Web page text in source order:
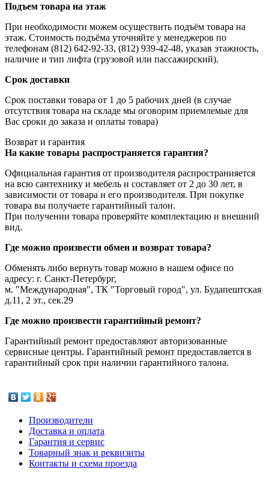
Подъем товара на этаж
При необходимости можем осуществить подъём товара на
этаж. Стоимость подъёма уточняйте у менеджеров по
телефонам (812) 642-92-33, (812) 939-42-48, указав этажность,
наличие и тип лифта (грузовой или пассажирский).
Срок доставки
Срок поставки товара от 1 до 5 рабочих дней (в случае
отсутствия товара на складе мы оговорим приемлемые для
Вас сроки до заказа и оплаты товара)
Возврат и гарантия
На какие товары распространяется гарантия?
Официальная гарантия от производителя распространияется
на всю сантехнику и мебель и составляет от 2 до 30 лет, в
зависимости от товара и его производителя. При покупке
товара вы получаете гарантийный талон.
При получении товара проверяйте комплектацию и внешний
вид.
Где можно произвести обмен и возврат товара?
Обменять либо вернуть товар можно в нашем офисе по
адресу: г. Санкт-Петербург,
м. "Международная", ТК "Торговый город", ул. Будапештская
д.11, 2 эт., сек.29
Где можно произвести гарантийный ремонт?
Гарантийный ремонт предоставляют авторизованные
сервисные центры. Гарантийный ремонт предоставляется в
гарантийный срок при наличии гарантийного талона.
Производители
Доставка и оплата
Гарантия и сервис
Товарный знак и реквизиты
Контакты и схема проезда